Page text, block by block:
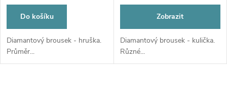
Do košíku
Diamantový brousek - hruška.
Průměr...
Zobrazit
Diamantový brousek - kulička.
Různé...